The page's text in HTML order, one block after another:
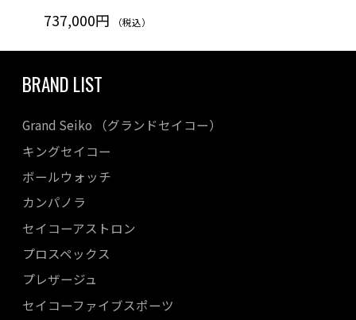
737,000円
（税込）
BRAND LIST
Grand Seiko （グランドセイコー）
キングセイコー
ボールウォッチ
カンパノラ
セイコーアストロン
プロスペックス
プレザージュ
セイコーファイブスポーツ